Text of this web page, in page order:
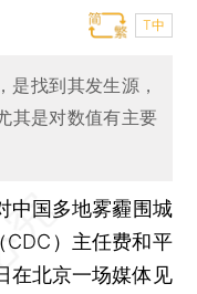
T中
是找到其发生源，
其是对数值有主要
中国多地雾霾围城
CDC）主任费和平
在北京一场媒体见